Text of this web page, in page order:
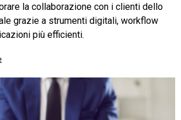
la collaborazione con i clienti dello
grazie a strumenti digitali, workflow
più efficienti.